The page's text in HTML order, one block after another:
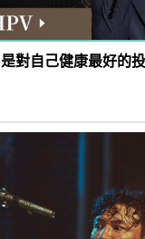
對自己健康最好的